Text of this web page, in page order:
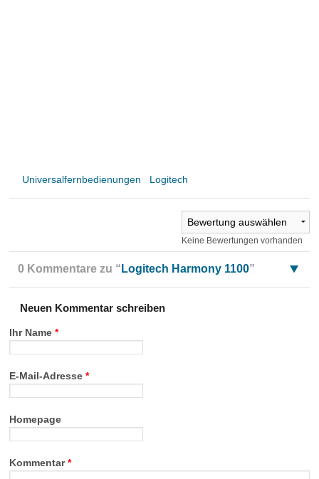
Universalfernbedienungen Logitech
Keine Bewertungen vorhanden
0 Kommentare zu “ Logitech Harmony 1100”
Neuen Kommentar schreiben
Ihr Name*
E-Mail-Adresse*
Homepage
Kommentar*